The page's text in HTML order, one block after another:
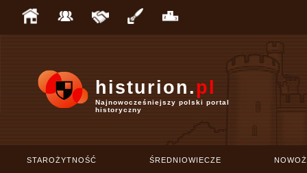
histurion.pl
Najnowocześniejszy polski portal
historyczny
STAROŻYTNOŚĆ ŚREDNIOWIECZE